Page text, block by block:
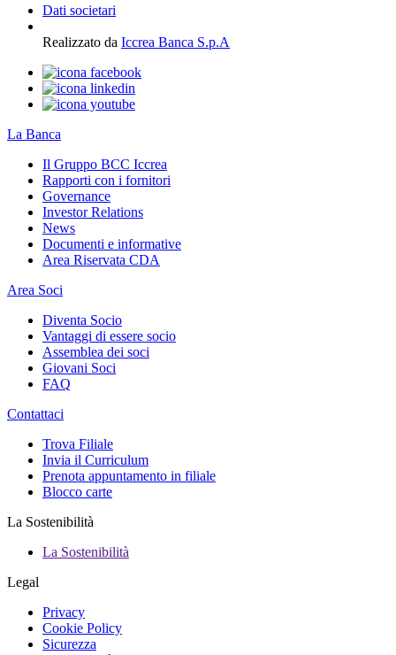
Dati societari
Realizzato da Iccrea Banca S.p.A
La Banca
Il Gruppo BCC Iccrea
Rapporti con i fornitori
Governance
Investor Relations
News
Documenti e informative
Area Riservata CDA
Area Soci
Diventa Socio
Vantaggi di essere socio
Assemblea dei soci
Giovani Soci
FAQ
Contattaci
Trova Filiale
Invia il Curriculum
Prenota appuntamento in filiale
Blocco carte
La Sostenibilità
La Sostenibilità
Legal
Privacy
Cookie Policy
Sicurezza